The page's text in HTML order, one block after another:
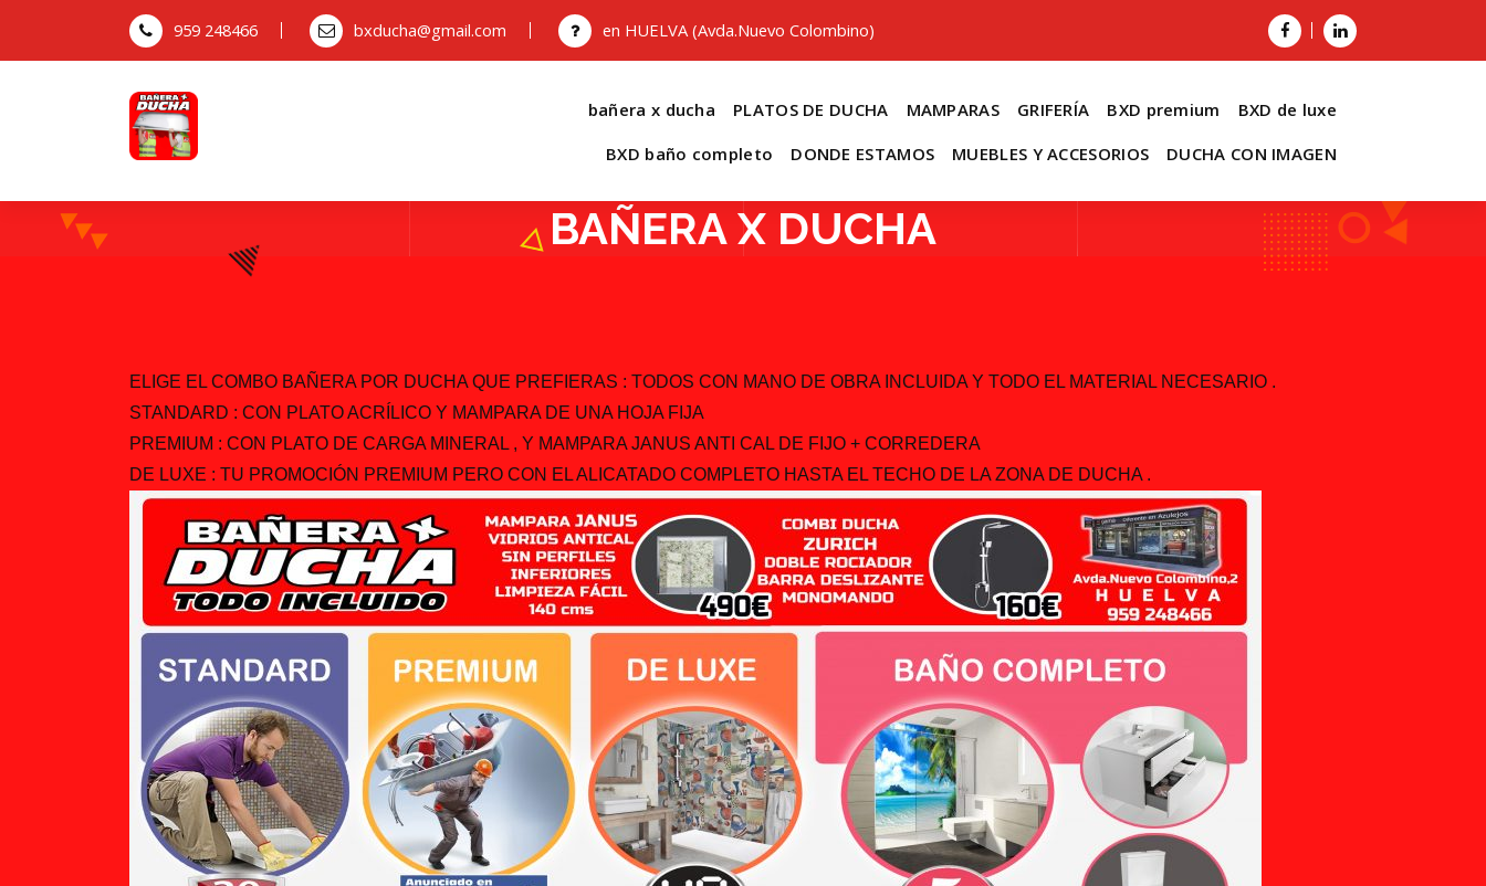
959 248466 bxducha@gmail.com en HUELVA (Avda.Nuevo Colombino)
bañera x ducha PLATOS DE DUCHA MAMPARAS GRIFERÍA BXD premium
BXD de luxe
BXD baño completo
DONDE ESTAMOS MUEBLES Y ACCESORIOS DUCHA CON IMAGEN
BAÑERA X DUCHA
ELIGE EL COMBO BAÑERA POR DUCHA QUE PREFIERAS : TODOS CON MANO DE OBRA INCLUIDA Y TODO EL MATERIAL NECESARIO .
STANDARD : CON PLATO ACRÍLICO Y MAMPARA DE UNA HOJA FIJA
PREMIUM : CON PLATO DE CARGA MINERAL , Y MAMPARA JANUS ANTI CAL DE FIJO + CORREDERA
DE LUXE : TU PROMOCIÓN PREMIUM PERO CON EL ALICATADO COMPLETO HASTA EL TECHO DE LA ZONA DE DUCHA .